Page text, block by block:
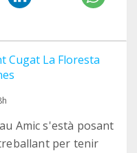
Cugat La Floresta
Amic s'està posant
per tenir